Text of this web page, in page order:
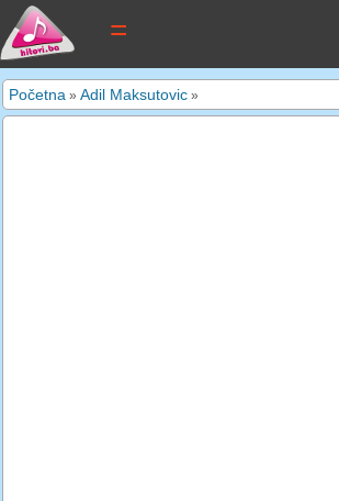
tekstovi pjesama
Početna » Adil Maksutovic »